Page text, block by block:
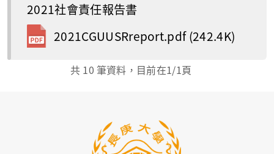
2021社會責任報告書
2021CGUUSRreport.pdf(242.4K)
共 10 筆資料，目前在1/1頁